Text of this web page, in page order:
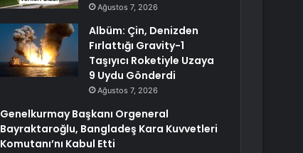
Ağustos 7, 2026
Albüm: Çin, Denizden
Fırlattığı Gravity-1
Taşıyıcı Roketiyle Uzaya
9 Uydu Gönderdi
Ağustos 7, 2026
Genelkurmay Başkanı Orgeneral
Bayraktaroğlu, Bangladeş Kara Kuvvetleri
Komutanı’nı Kabul Etti